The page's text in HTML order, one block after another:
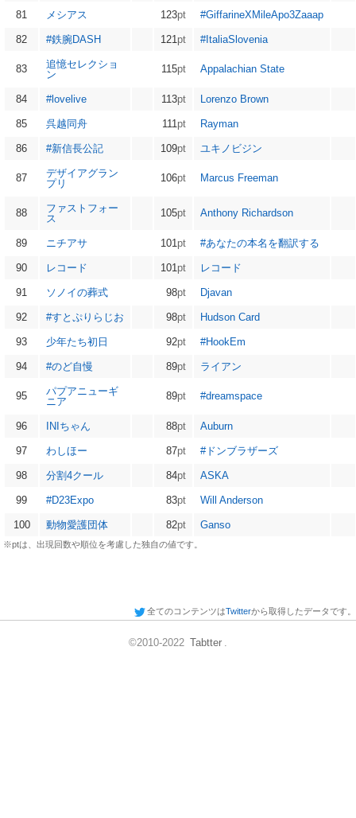
81 メシアス 123pt #GiffarineXMileApo3Zaaap
82 #鉄腕DASH 121 pt #ItaliaSlovenia
83
追憶セレクショ
ン
115pt Appalachian State
84 #lovelive 113pt Lorenzo Brown
85 呉越同舟 111 pt Rayman
86 #新信長公記 109pt ユキノビジン
87
デザイアグラン
プリ
106pt Marcus Freeman
88
ファストフォー
ス
105pt Anthony Richardson
89 ニチアサ 101 pt #あなたの本名を翻訳する
90 レコード 101 pt レコード
91 ソノイの葬式 98pt Djavan
92 #すとぷりらじお 98pt Hudson Card
93 少年たち初日 92pt #HookEm
94 #のど自慢 89pt ライアン
95
パプアニューギ
ニア
89pt #dreamspace
96 INIちゃん 88pt Auburn
97 わしほー 87pt #ドンブラザーズ
98 分割4クール 84pt ASKA
99 #D23Expo 83pt Will Anderson
100 動物愛護団体 82pt Ganso
※ptは、出現回数や順位を考慮した独自の値です。
全てのコンテンツはTwitterから取得したデータです。
©2010-2022 Tabtter